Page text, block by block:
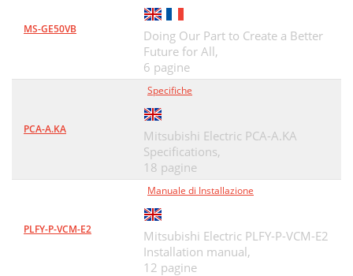
MS-GE50VB
Doing Our Part to Create a Better
Future for All,
6 pagine
PCA-A.KA
Specifiche
Mitsubishi Electric PCA-A.KA
Specifications,
18 pagine
PLFY-P-VCM-E2
Manuale di Installazione
Mitsubishi Electric PLFY-P-VCM-E2
Installation manual,
12 pagine